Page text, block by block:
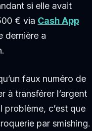
si elle avait
€ via Cash App
dernière a
faux numéro de
à transférer l’argent
c’est que
par smishing.